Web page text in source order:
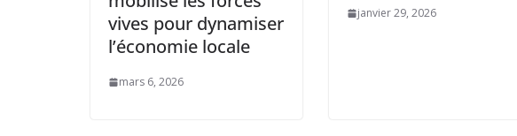
vives pour dynamiser
l’économie locale
mars 6, 2026
janvier 29, 2026